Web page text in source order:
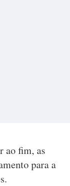
ao fim, as
para a